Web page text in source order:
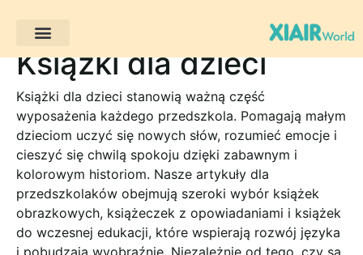
Książki dla dzieci
Książki dla dzieci stanowią ważną część
wyposażenia każdego przedszkola. Pomagają małym
dzieciom uczyć się nowych słów, rozumieć emocje i
cieszyć się chwilą spokoju dzięki zabawnym i
kolorowym historiom. Nasze artykuły dla
przedszkolaków obejmują szeroki wybór książek
obrazkowych, książeczek z opowiadaniami i książek
do wczesnej edukacji, które wspierają rozwój języka
i pobudzają wyobraźnię. Niezależnie od tego, czy są